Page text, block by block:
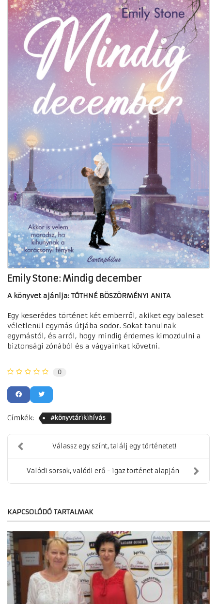
Emily Stone: Mindig december
A könyvet ajánlja: TÓTHNÉ BÖSZÖRMÉNYI ANITA
Egy keserédes történet két emberről, akiket egy baleset
véletlenül egymás útjába sodor. Sokat tanulnak
egymástól, és arról, hogy mindig érdemes kimozdulni a
biztonsági zónából és a vágyainkat követni.
0
Címkék: #könyvtárikihívás
Válassz egy színt, találj egy történetet!
Valódi sorsok, valódi erő - igaz történet alapján
KAPCSOLÓDÓ TARTALMAK